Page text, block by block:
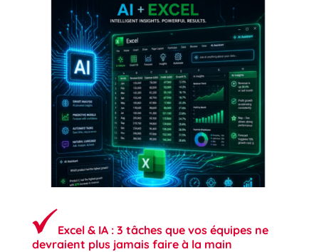
Excel & IA : 3 tâches que vos équipes ne
devraient plus jamais faire à la main